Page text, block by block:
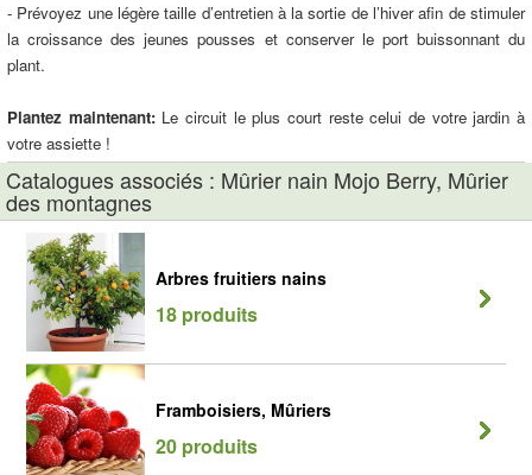
- Prévoyez une légère taille d’entretien à la sortie de l’hiver afin de stimuler
la croissance des jeunes pousses et conserver le port buissonnant du
plant.
Plantez maintenant:Le circuit le plus court reste celui de votre jardin à
votre assiette !
Catalogues associés : Mûrier nain Mojo Berry, Mûrier
des montagnes
Arbres fruitiers nains
18 produits
Framboisiers, Mûriers
20 produits